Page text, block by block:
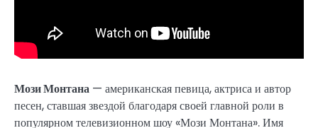
Мози Монтана — американская певица, актриса и автор
песен, ставшая звездой благодаря своей главной роли в
популярном телевизионном шоу «Мози Монтана». Имя